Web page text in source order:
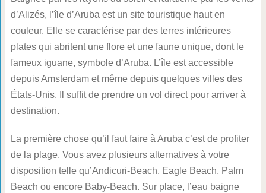
d’Alizés, l’île d’Aruba est un site touristique haut en
couleur. Elle se caractérise par des terres intérieures
plates qui abritent une flore et une faune unique, dont le
fameux iguane, symbole d’Aruba. L’île est accessible
depuis Amsterdam et même depuis quelques villes des
États-Unis. Il suffit de prendre un vol direct pour arriver à
destination.
La première chose qu’il faut faire à Aruba c’est de profiter
de la plage. Vous avez plusieurs alternatives à votre
disposition telle qu’Andicuri-Beach, Eagle Beach, Palm
Beach ou encore Baby-Beach. Sur place, l’eau baigne